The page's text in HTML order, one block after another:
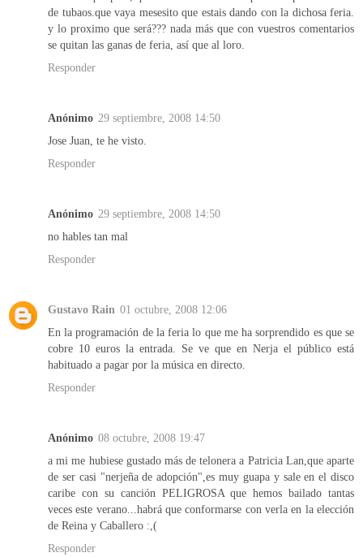
de tubaos.que vaya mesesito que estais dando con la dichosa feria.
y lo proximo que será??? nada más que con vuestros comentarios
se quitan las ganas de feria, así que al loro.
Responder
Anónimo 29 septiembre, 2008 14:50
Jose Juan, te he visto.
Responder
Anónimo 29 septiembre, 2008 14:50
no hables tan mal
Responder
Gustavo Rain 01 octubre, 2008 12:06
En la programación de la feria lo que me ha sorprendido es que se
cobre 10 euros la entrada. Se ve que en Nerja el público está
habituado a pagar por la música en directo.
Responder
Anónimo 08 octubre, 2008 19:47
a mi me hubiese gustado más de telonera a Patricia Lan,que aparte
de ser casi "nerjeña de adopción",es muy guapa y sale en el disco
caribe con su canción PELIGROSA que hemos bailado tantas
veces este verano...habrá que conformarse con verla en la elección
de Reina y Caballero :,(
Responder